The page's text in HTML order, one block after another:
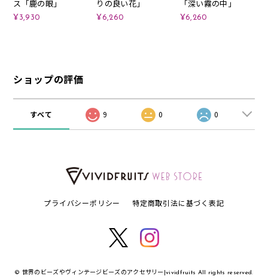
ス「鹿の眼」
¥3,930
りの良い花」
¥6,260
「深い霧の中」
¥6,260
ショップの評価
すべて 9 0 0
プライバシーポリシー 特定商取引法に基づく表記
© 世界のビーズやヴィンテージビーズのアクセサリー|vividfruits All rights reserved.